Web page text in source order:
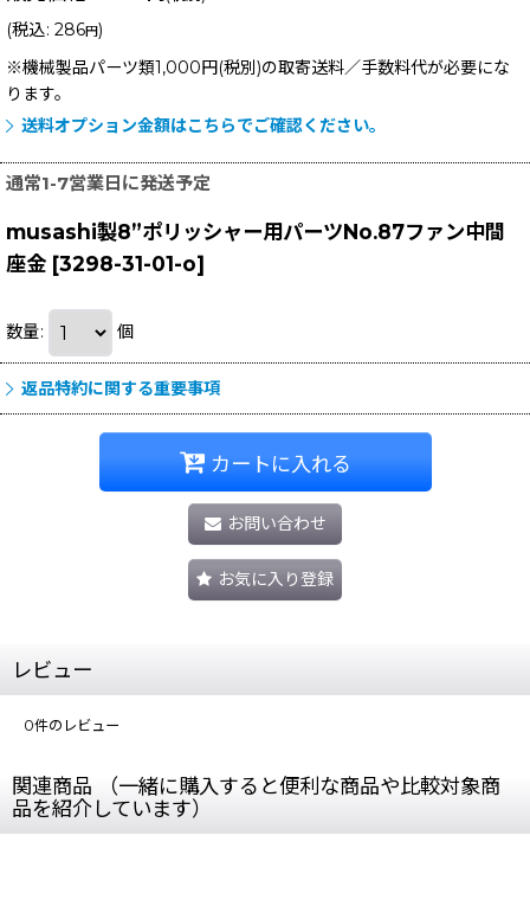
(税込: 286円)
※機械製品パーツ類1,000円(税別)の取寄送料／手数料代が必要にな
ります。
送料オプション金額はこちらでご確認ください。
通常1-7営業日に発送予定
musashi製8”ポリッシャー用パーツNo.87ファン中間
座金 [3298-31-01-o]
数量: 個
返品特約に関する重要事項
カートに入れる
お問い合わせ
お気に入り登録
レビュー
0件のレビュー
関連商品 （一緒に購入すると便利な商品や比較対象商
品を紹介しています）